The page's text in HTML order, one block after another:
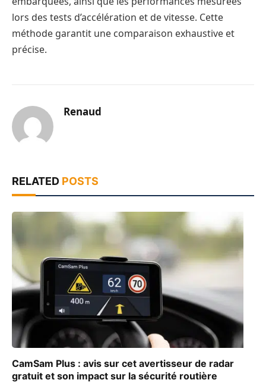
lors des tests d’accélération et de vitesse. Cette
méthode garantit une comparaison exhaustive et
précise.
Renaud
RELATED POSTS
CamSam Plus : avis sur cet avertisseur de radar
gratuit et son impact sur la sécurité routière